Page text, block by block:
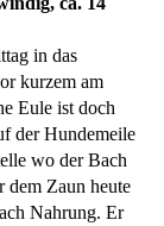
in das
kurzem am
Eule ist doch
der Hundemeile
wo der Bach
dem Zaun heute
Nahrung. Er